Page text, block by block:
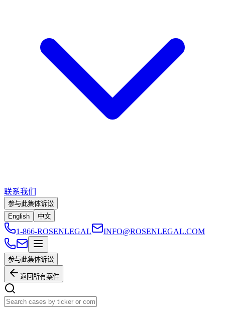
联系我们
参与此集体诉讼
English
中文
1-866-ROSENLEGAL INFO@ROSENLEGAL.COM
参与此集体诉讼
返回所有案件